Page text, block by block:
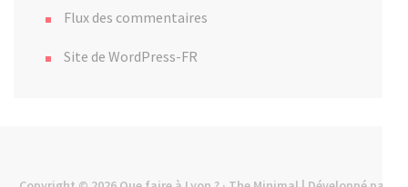
Flux des commentaires
Site de WordPress-FR